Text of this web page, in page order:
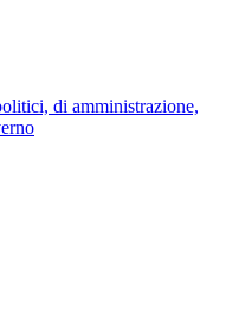
di amministrazione,